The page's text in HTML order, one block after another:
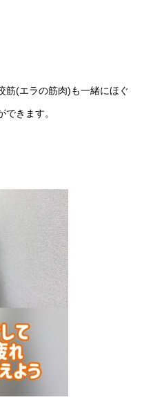
筋(エラの筋肉)も一緒にほぐ
きます。